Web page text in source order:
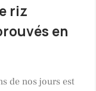
riz
en
de nos jours est